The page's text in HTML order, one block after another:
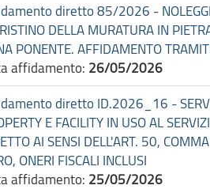
diretto 85/2026 - NOLEGGIO
DELLA MURATURA IN
PONENTE. AFFIDAMENTO
affidamento: 26/05/2026
diretto ID.2026_16 -
E FACILITY IN USO AL
AI SENSI DELL'ART. 50,
ONERI FISCALI INCLUSI
affidamento: 25/05/2026